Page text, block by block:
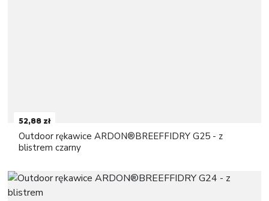
52,88 zł
Outdoor rękawice ARDON®BREEFFIDRY G25 - z
blistrem czarny